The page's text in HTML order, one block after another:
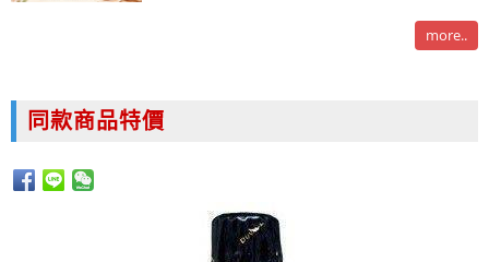
more..
同款商品特價